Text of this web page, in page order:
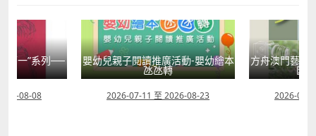
第一”系列──
08-08
嬰幼兒親子閱讀推廣活動-嬰幼繪本
氹氹轉
2026-07-11 至 2026-08-23
方舟澳門藝術
匯
2026-08-